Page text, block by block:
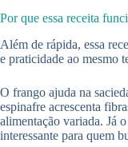
Por que essa receita
Além de rápida, essa
e praticidade ao mesmo
O frango ajuda na
espinafre acrescenta
alimentação variada. Já o
interessante para quem